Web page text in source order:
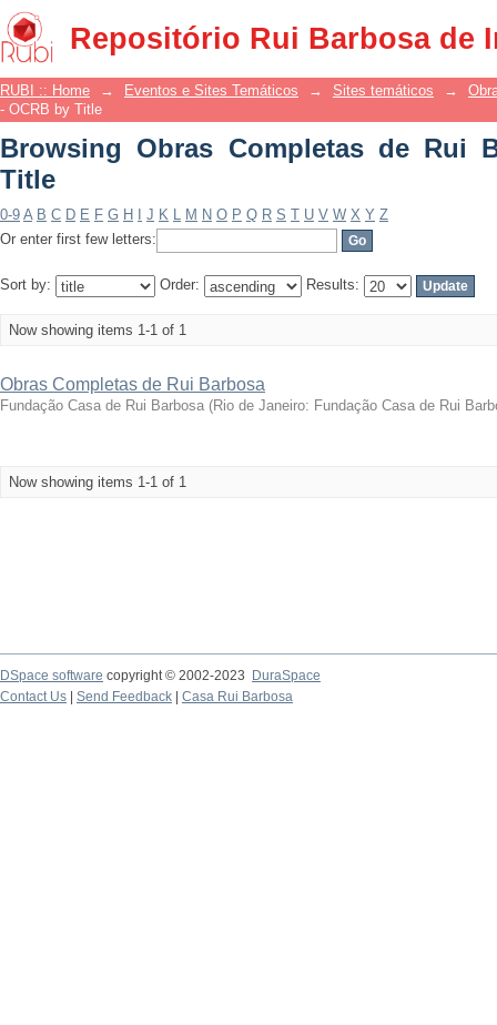
Repositório Rui Barbosa de
Browsing Obras Completas de Rui
RUBI :: Home → Eventos e Sites Temáticos → Sites temáticos →
- OCRB by Title
Browsing Obras Completas de Rui
Title
0-9 A B C D E F G H J K L M N O P Q R S T U V W X Y Z
Or enter first few letters:
Sort by: Order: Results:
Now showing items 1-1 of 1
Obras Completas de Rui Barbosa
Fundação Casa de Rui Barbosa (Rio de Janeiro: Fundação Casa de Rui
Now showing items 1-1 of 1
DSpace software copyright © 2002-2023
DuraSpace
Contact Us
Send Feedback Casa Rui Barbosa